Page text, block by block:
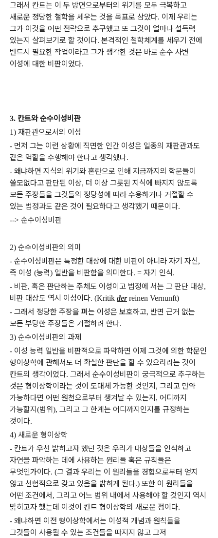
그래서 칸트는 이 두 방면으로부터의 위기를 모두 극복하고
새로운 정당한 철학을 세우는 것을 목표로 삼았다. 이제 우리는
그가 이것을 어떤 전략으로 추구했고 또 그것이 얼마나 설득력
있는지 살펴보기로 할 것이다. 본격적인 철학체계를 세우기 전에
반드시 필요한 작업이라고 그가 생각한 것은 바로 순수 사변
이성에 대한 비판이었다.
3. 칸트와 순수이성비판
1) 재판관으로서의 이성
- 먼저 그는 이런 상황에 직면한 인간 이성은 일종의 재판관과도
같은 역할을 수행해야 한다고 생각했다.
- 왜냐하면 지식의 위기와 혼란으로 인해 지금까지의 학문들이
쓸모없다고 판단된 이상, 더 이상 그릇된 지식에 빠지지 않도록
모든 주장들을 그것들의 정당성에 따라 수용하거나 거절할 수
있는 법정과도 같은 것이 필요하다고 생각했기 때문이다.
--> 순수이성비판
2) 순수이성비판의 의미
- 순수이성비판은 특정한 대상에 대한 비판이 아니라 자기 자신,
즉 이성 (능력) 일반을 비판함을 의미한다. = 자기 인식.
- 비판, 혹은 판단하는 주체도 이성이고 법정에 서는 그 판단 대상,
비판 대상도 역시 이성이다. (Kritik der reinen Vernunft)
- 그래서 정당한 주장을 펴는 이성은 보호하고, 반면 근거 없는
모든 부당한 주장들은 거절하려 한다.
3) 순수이성비판의 과제
- 이성 능력 일반을 비판적으로 파악하면 이제 그것에 의한 학문인
형이상학에 관해서도 더 확실한 판단을 할 수 있으리라는 것이
칸트의 생각이었다. 그래서 순수이성비판이 궁극적으로 추구하는
것은 형이상학이라는 것이 도대체 가능한 것인지 , 그리고 만약
가능하다면 어떤 원천으로부터 생겨날 수 있는지 , 어디까지
가능할지 (범위 ), 그리고 그 한계는 어디까지인지를 규정하는
것이다.
4) 새로운 형이상학
- 칸트가 우선 밝히고자 했던 것은 우리가 대상들을 인식하고
자연을 파악하는 데에 사용하는 원리들 혹은 규칙들은
무엇인가이다. (그 결과 우리는 이 원리들을 경험으로부터 얻지
않고 선험적으로 갖고 있음을 밝히게 된다.) 또한 이 원리들을
어떤 조건에서 , 그리고 어느 범위 내에서 사용해야 할 것인지 역시
밝히고자 했는데 이것이 칸트 형이상학의 새로운 점이다.
- 왜냐하면 이전 형이상학에서는 이성적 개념과 원칙들을
그것들이 사용될 수 있는 조건들을 따지지 않고 그저